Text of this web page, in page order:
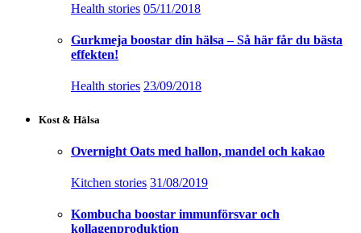
Health stories 05/11/2018
Gurkmeja boostar din hälsa – Så här får du bästa
effekten!
Health stories 23/09/2018
Kost & Hälsa
Overnight Oats med hallon, mandel och kakao
Kitchen stories 31/08/2019
Kombucha boostar immunförsvar och
kollagenproduktion